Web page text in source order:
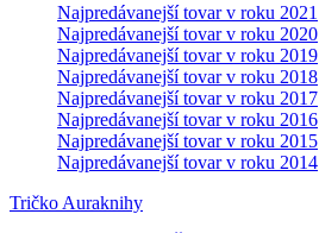
Najpredávanejší tovar v roku 2021
Najpredávanejší tovar v roku 2020
Najpredávanejší tovar v roku 2019
Najpredávanejší tovar v roku 2018
Najpredávanejší tovar v roku 2017
Najpredávanejší tovar v roku 2016
Najpredávanejší tovar v roku 2015
Najpredávanejší tovar v roku 2014
Tričko Auraknihy